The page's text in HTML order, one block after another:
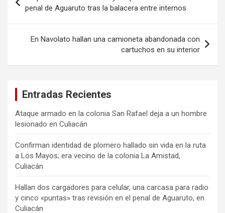
de
entradas
penal de Aguaruto tras la balacera entre internos
En Navolato hallan una camioneta abandonada con
cartuchos en su interior
Entradas Recientes
Ataque armado en la colonia San Rafael deja a un hombre
lesionado en Culiacán
Confirman identidad de plomero hallado sin vida en la ruta
a Los Mayos; era vecino de la colonia La Amistad,
Culiacán
Hallan dos cargadores para celular, una carcasa para radio
y cinco «puntas» tras revisión en el penal de Aguaruto, en
Culiacán